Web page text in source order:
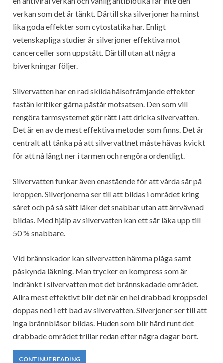
verkan som det är tänkt. Därtill ska silverjoner ha minst
lika goda effekter som cytostatika har. Enligt
vetenskapliga studier är silverjoner effektiva mot
cancerceller som uppstått. Därtill utan att några
biverkningar följer.
Silvervatten har en rad skilda hälsofrämjande effekter
fastän kritiker gärna påstår motsatsen. Den som vill
rengöra tarmsystemet gör rätt i att dricka silvervatten.
Det är en av de mest effektiva metoder som finns. Det är
centralt att tänka på att silvervattnet måste hävas kvickt
för att nå långt ner i tarmen och rengöra ordentligt.
Silvervatten funkar även enastående för att vårda sår på
kroppen. Silverjonerna ser till att bildas i området kring
såret och på så sätt läker det snabbar utan att ärrvävnad
bildas. Med hjälp av silvervatten kan ett sår läka upp till
50 % snabbare.
Vid brännskador kan silvervatten hämma plåga samt
påskynda läkning. Man trycker en kompress som är
indränkt i silvervatten mot det brännskadade området.
Allra mest effektivt blir det när en hel drabbad kroppsdel
doppas ned i ett bad av silvervatten. Silverjoner ser till att
inga brännblåsor bildas. Huden som blir hård runt det
drabbade området trillar redan efter några dagar bort.
CONTINUE READING